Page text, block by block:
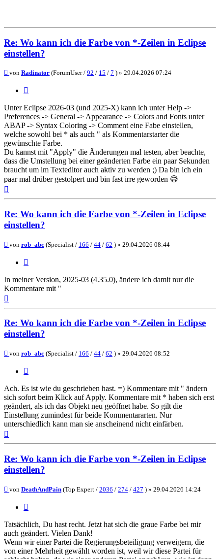
Re: Wo kann ich die Farbe von *-Zeilen in Eclipse
einstellen?
Beitrag
von Radinator (ForumUser / 92 / 15 / 7 ) » 29.04.2026 07:24
Unter Eclipse 2026-03 (und 2025-X) kann ich unter Help ->
Preferences -> General -> Appearance -> Colors and Fonts unter
ABAP -> Syntax Coloring -> Comment eine Fabe einstellen,
welche sowohl bei * als auch " als Kommentarstarter die
gewünschte Farbe.
Du kannst mit "Apply" die Änderungen mal testen, aber beachte,
dass die Umstellung bei einer geänderten Farbe ein paar Sekunden
braucht um im Texteditor auch aktiv zu werden ;) Da bin ich ein
paar mal drüber gestolpert und bin fast irre geworden 😅
Re: Wo kann ich die Farbe von *-Zeilen in Eclipse
einstellen?
Beitrag
von rob_abc (Specialist / 166 / 44 / 62 ) » 29.04.2026 08:44
In meiner Version, 2025-03 (4.35.0), ändere ich damit nur die
Kommentare mit "
Re: Wo kann ich die Farbe von *-Zeilen in Eclipse
einstellen?
Beitrag
von rob_abc (Specialist / 166 / 44 / 62 ) » 29.04.2026 08:52
Ach. Es ist wie du geschrieben hast. =) Kommentare mit " ändern
sich sofort beim Klick auf Apply. Kommentare mit * haben sich erst
geändert, als ich das Objekt neu geöffnet habe. So gilt die
Einstellung zumindest für beide Kommentararten. Nur
unterschiedlich kann man sie anscheinend nicht einfärben.
Re: Wo kann ich die Farbe von *-Zeilen in Eclipse
einstellen?
Beitrag
von DeathAndPain (Top Expert / 2036 / 274 / 427 ) » 29.04.2026 14:24
Tatsächlich, Du hast recht. Jetzt hat sich die graue Farbe bei mir
auch geändert. Vielen Dank!
Wenn wir einer Partei die Regierungsbeteiligung verweigern, die
von einer Mehrheit gewählt worden ist, weil wir diese Partei für